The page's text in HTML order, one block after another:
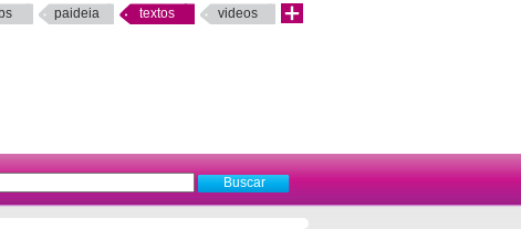
paideia textos videos